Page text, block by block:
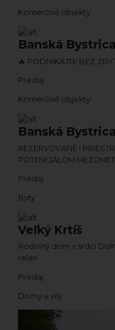
Komerčné objekty
Banská Bystrica
🔥 PODNIKAJTE BEZ
Predaj
Komerčné objekty
Banská Bystrica
REZERVOVANÉ !
POTENCIÁLOM
Predaj
Byty
Veľký Krtíš
Rodinný dom v srdci
relax
Predaj
Domy a vily